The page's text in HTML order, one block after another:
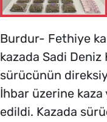
Burdur- Fethiye
kazada Sadi Deniz
sürücünün
İhbar üzerine
edildi. Kazada